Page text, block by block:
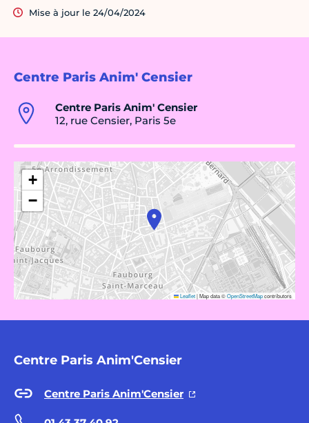
Centre Paris Anim' Censier
Centre Paris Anim' Censier
12, rue Censier, Paris 5e
+
−
Leaflet|Map data ©OpenStreetMapcontributors
Centre Paris Anim'Censier
Centre Paris Anim'Censier
Mise à jour le 24/04/2024